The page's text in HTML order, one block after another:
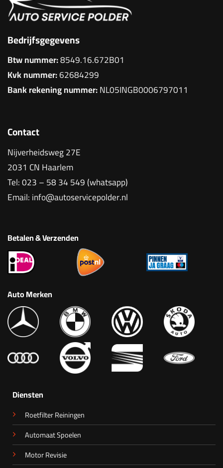
Bedrijfsgegevens
Btw nummer:8549.16.672B01
Kvk nummer:62684299
Bank rekening nummer:NL05INGB0006797011
Contact
Nijverheidsweg 27E
2031 CN Haarlem
Tel:023 – 58 34 549 (whatsapp)
Email:info@autoservicepolder.nl
Betalen & Verzenden
Auto Merken
Diensten
Roetfilter Reiningen
Automaat Spoelen
Motor Revisie